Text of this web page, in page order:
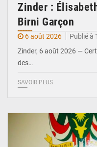
Zinder :
Birni Garçon
6 août 2026
Publié à
Zinder, 6 août 2026 —
des…
SAVOIR PLUS